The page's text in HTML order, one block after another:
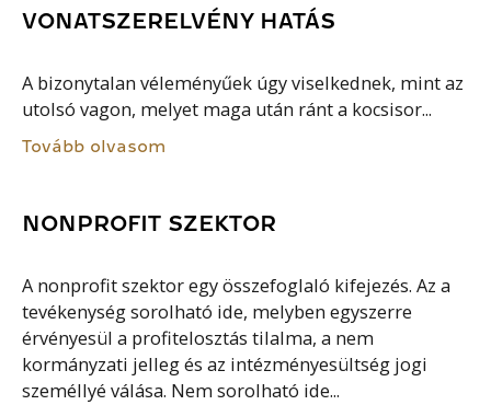
VONATSZERELVÉNY HATÁS
A bizonytalan véleményűek úgy viselkednek, mint az
utolsó vagon, melyet maga után ránt a kocsisor...
Tovább olvasom
NONPROFIT SZEKTOR
A nonprofit szektor egy összefoglaló kifejezés. Az a
tevékenység sorolható ide, melyben egyszerre
érvényesül a profitelosztás tilalma, a nem
kormányzati jelleg és az intézményesültség jogi
személlyé válása. Nem sorolható ide...